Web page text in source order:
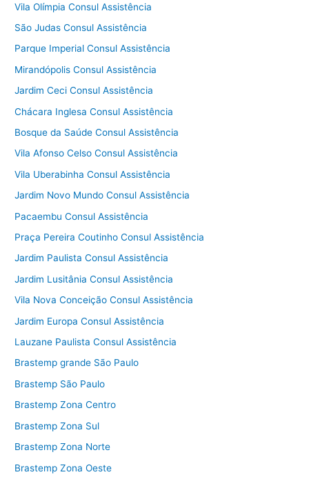
Vila Olímpia Consul Assistência
São Judas Consul Assistência
Parque Imperial Consul Assistência
Mirandópolis Consul Assistência
Jardim Ceci Consul Assistência
Chácara Inglesa Consul Assistência
Bosque da Saúde Consul Assistência
Vila Afonso Celso Consul Assistência
Vila Uberabinha Consul Assistência
Jardim Novo Mundo Consul Assistência
Pacaembu Consul Assistência
Praça Pereira Coutinho Consul Assistência
Jardim Paulista Consul Assistência
Jardim Lusitânia Consul Assistência
Vila Nova Conceição Consul Assistência
Jardim Europa Consul Assistência
Lauzane Paulista Consul Assistência
Brastemp grande São Paulo
Brastemp São Paulo
Brastemp Zona Centro
Brastemp Zona Sul
Brastemp Zona Norte
Brastemp Zona Oeste